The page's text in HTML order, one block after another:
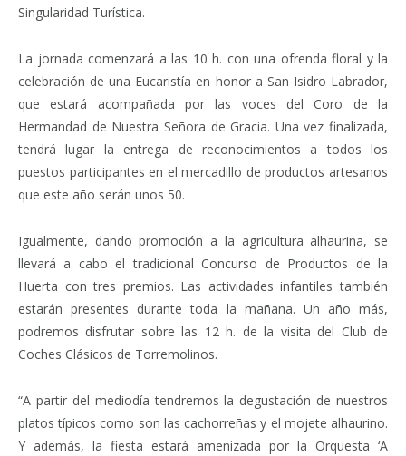
Singularidad Turística.
La jornada comenzará a las 10 h. con una ofrenda floral y la
celebración de una Eucaristía en honor a San Isidro Labrador,
que estará acompañada por las voces del Coro de la
Hermandad de Nuestra Señora de Gracia. Una vez finalizada,
tendrá lugar la entrega de reconocimientos a todos los
puestos participantes en el mercadillo de productos artesanos
que este año serán unos 50.
Igualmente, dando promoción a la agricultura alhaurina, se
llevará a cabo el tradicional Concurso de Productos de la
Huerta con tres premios. Las actividades infantiles también
estarán presentes durante toda la mañana. Un año más,
podremos disfrutar sobre las 12 h. de la visita del Club de
Coches Clásicos de Torremolinos.
“A partir del mediodía tendremos la degustación de nuestros
platos típicos como son las cachorreñas y el mojete alhaurino.
Y además, la fiesta estará amenizada por la Orquesta ‘A